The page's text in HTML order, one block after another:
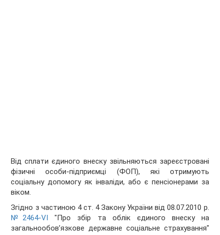
Від сплати єдиного внеску звільняються зареєстровані
фізичні особи-підприємці (ФОП), які отримують
соціальну допомогу як інваліди, або є пенсіонерами за
віком.
Згідно з частиною 4 ст. 4 Закону України від 08.07.2010 р.
№2464-VI "Про збір та облік єдиного внеску на
загальнообов’язкове державне соціальне страхування"